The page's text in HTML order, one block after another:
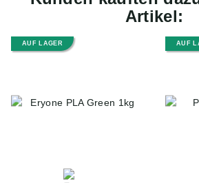
Artikel:
AUF LAGER AUF